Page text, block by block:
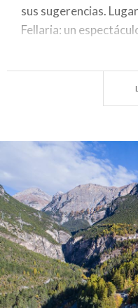
sus sugerencias.
Fellaria: un
los Social. Con
experiencias vividas
Ps. Si vives en
quieres convertirte
Aquí algunas cosas
curiosidad su página
Simone Polattini